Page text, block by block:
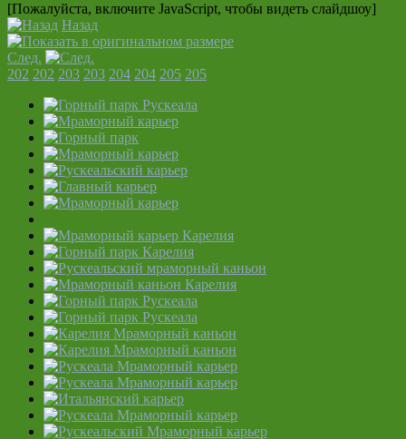
[Пожалуйста, включите JavaScript, чтобы видеть слайдшоу]
Назад
След.
202 202 203 203 204 204 205 205